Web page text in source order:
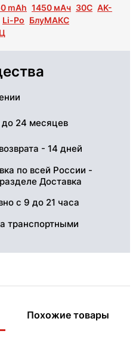
mAh 1450 мАч 30C AK-
Li-Po БлуМАКС
до 24 месяцев
- 14 дней
по всей России -
Доставка
с 9 до 21 часа
транспортными
Похожие товары